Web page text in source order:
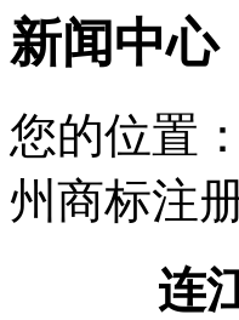
新闻中心
您的位置：
州商标注
连